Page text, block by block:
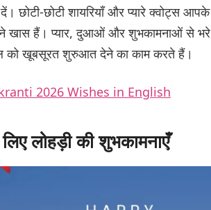
छोटी-छोटी शायरियाँ और प्यारे क्वोट्स
खास हैं। प्यार, दुआओं और शुभकामनाओं से भरे
को खूबसूरत शुरुआत देने का काम करते हैं।
2026 Wishes in English
लोहड़ी की शुभकामनाएँ